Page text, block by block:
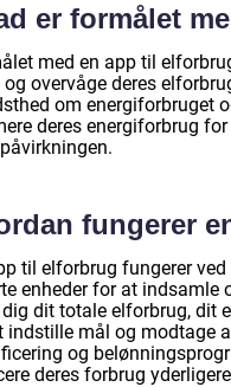
er formålet
med en app til
og overvåge deres
om energiforbruget
deres energiforbrug
fungerer
til elforbrug fungerer
enheder for at indsamle
dit totale elforbrug, dit
indstille mål og modtage
og
deres forbrug